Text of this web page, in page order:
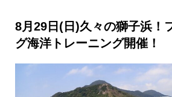
8月29日(日)久々の獅子浜！
グ海洋トレーニング開催！